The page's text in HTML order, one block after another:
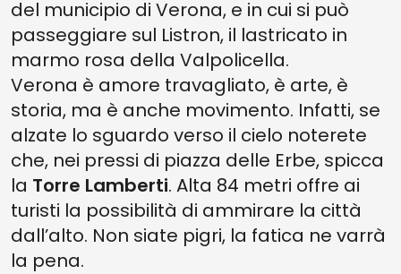
del municipio di Verona, e in cui si può
passeggiare sul Listron, il lastricato in
marmo rosa della Valpolicella.
Verona è amore travagliato, è arte, è
storia, ma è anche movimento. Infatti, se
alzate lo sguardo verso il cielo noterete
che, nei pressi di piazza delle Erbe, spicca
la Torre Lamberti. Alta 84 metri offre ai
turisti la possibilità di ammirare la città
dall’alto. Non siate pigri, la fatica ne varrà
la pena.